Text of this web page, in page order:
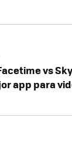
vs
app para